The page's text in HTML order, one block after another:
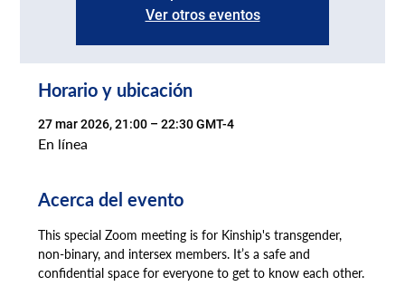
Ver otros eventos
Horario y ubicación
27 mar 2026, 21:00 – 22:30 GMT-4
En línea
Acerca del evento
This special Zoom meeting is for Kinship's transgender,
non-binary, and intersex members. It’s a safe and
confidential space for everyone to get to know each other.